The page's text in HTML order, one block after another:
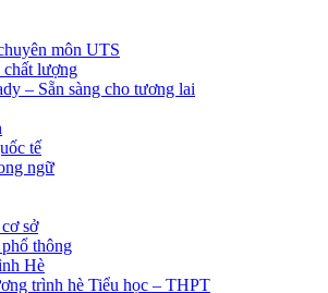
môn UTS
lượng
– Sẵn sàng cho tương lai
tế
ngữ
sở
thông
Hè
trình hè Tiểu học – THPT